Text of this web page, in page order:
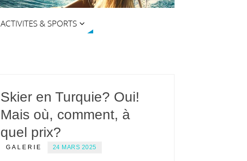
ACTIVITES & SPORTS
Skier en Turquie? Oui!
Mais où, comment, à
quel prix?
GALERIE 24 MARS 2025